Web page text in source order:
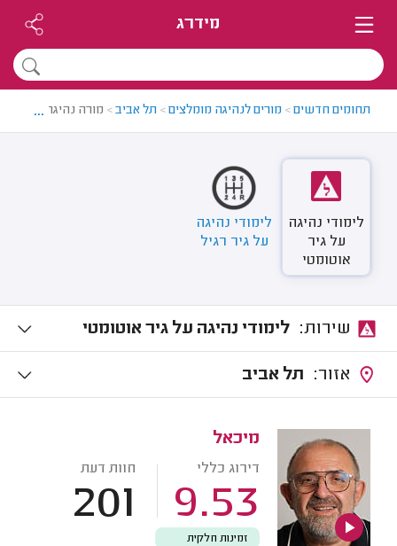
מידרג
תחומים חדשים> מורים לנהיגה מומלצים> תל אביב> מורה נהיגה בתל
...
לימודי נהיגה
על גיר
אוטומטי
לימודי נהיגה
על גיר רגיל
לימודי נהיגה על גיר אוטומטי
תל אביב
מיכאל
דירוג כללי
9.53
חוות דעת
201
זמינות חלקית